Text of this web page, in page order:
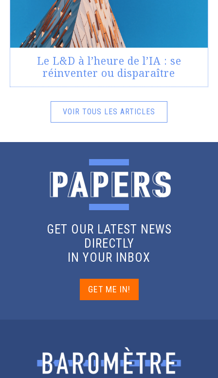
Le L&D à l’heure de l’IA : se
réinventer ou disparaître
VOIR TOUS LES ARTICLES
GET OUR LATEST NEWS
DIRECTLY
IN YOUR INBOX
GET ME IN!